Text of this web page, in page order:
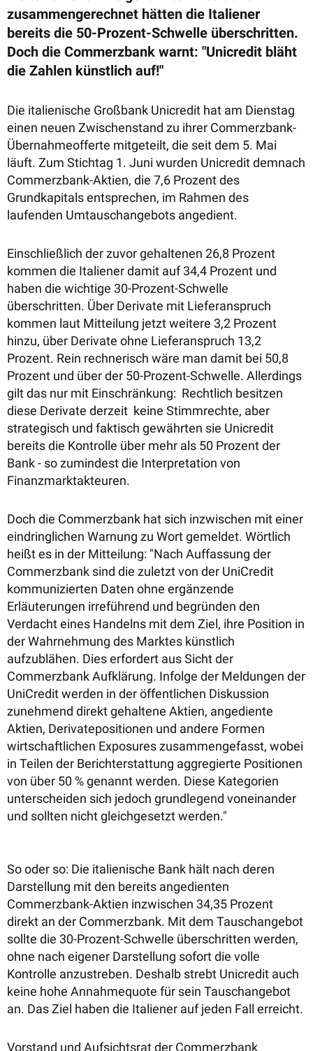
zusammengerechnet hätten die Italiener
bereits die 50-Prozent-Schwelle überschritten.
Doch die Commerzbank warnt: "Unicredit bläht
die Zahlen künstlich auf!"
Die italienische Großbank Unicredit hat am Dienstag
einen neuen Zwischenstand zu ihrer Commerzbank-
Übernahmeofferte mitgeteilt, die seit dem 5. Mai
läuft. Zum Stichtag 1. Juni wurden Unicredit demnach
Commerzbank-Aktien, die 7,6 Prozent des
Grundkapitals entsprechen, im Rahmen des
laufenden Umtauschangebots angedient.
Einschließlich der zuvor gehaltenen 26,8 Prozent
kommen die Italiener damit auf 34,4 Prozent und
haben die wichtige 30-Prozent-Schwelle
überschritten. Über Derivate mit Lieferanspruch
kommen laut Mitteilung jetzt weitere 3,2 Prozent
hinzu, über Derivate ohne Lieferanspruch 13,2
Prozent. Rein rechnerisch wäre man damit bei 50,8
Prozent und über der 50-Prozent-Schwelle. Allerdings
gilt das nur mit Einschränkung: Rechtlich besitzen
diese Derivate derzeit keine Stimmrechte, aber
strategisch und faktisch gewährten sie Unicredit
bereits die Kontrolle über mehr als 50 Prozent der
Bank - so zumindest die Interpretation von
Finanzmarktakteuren.
Doch die Commerzbank hat sich inzwischen mit einer
eindringlichen Warnung zu Wort gemeldet. Wörtlich
heißt es in der Mitteilung: "Nach Auffassung der
Commerzbank sind die zuletzt von der UniCredit
kommunizierten Daten ohne ergänzende
Erläuterungen irreführend und begründen den
Verdacht eines Handelns mit dem Ziel, ihre Position in
der Wahrnehmung des Marktes künstlich
aufzublähen. Dies erfordert aus Sicht der
Commerzbank Aufklärung. Infolge der Meldungen der
UniCredit werden in der öffentlichen Diskussion
zunehmend direkt gehaltene Aktien, angediente
Aktien, Derivatepositionen und andere Formen
wirtschaftlichen Exposures zusammengefasst, wobei
in Teilen der Berichterstattung aggregierte Positionen
von über 50 % genannt werden. Diese Kategorien
unterscheiden sich jedoch grundlegend voneinander
und sollten nicht gleichgesetzt werden."
So oder so: Die italienische Bank hält nach deren
Darstellung mit den bereits angedienten
Commerzbank-Aktien inzwischen 34,35 Prozent
direkt an der Commerzbank. Mit dem Tauschangebot
sollte die 30-Prozent-Schwelle überschritten werden,
ohne nach eigener Darstellung sofort die volle
Kontrolle anzustreben. Deshalb strebt Unicredit auch
keine hohe Annahmequote für sein Tauschangebot
an. Das Ziel haben die Italiener auf jeden Fall erreicht.
Vorstand und Aufsichtsrat der Commerzbank